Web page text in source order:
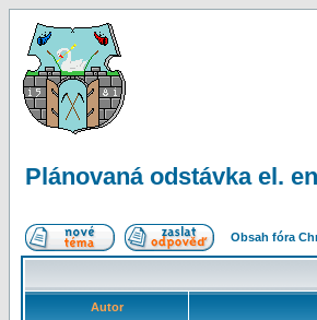
Plánovaná odstávka el.
Obsah fóra
Autor